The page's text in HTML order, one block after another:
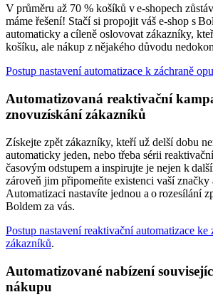
V průměru až 70 % košíků v e-shopech
máme řešení! Stačí si propojit váš e-shop s
automaticky a cíleně oslovovat zákazníky,
košíku, ale nákup z nějakého důvodu
Postup nastavení automatizace k záchraně
Automatizovaná reaktivační
znovuzískání zákazníků
Získejte zpět zákazníky, kteří už delší dobu
automaticky jeden, nebo třeba sérii
časovým odstupem a inspirujte je nejen k
zároveň jim připomeňte existenci vaší
Automatizaci nastavíte jednou a o rozesílání
Boldem za vás.
Postup nastavení reaktivační automatizace ke
zákazníků.
Automatizované nabízení
nákupu